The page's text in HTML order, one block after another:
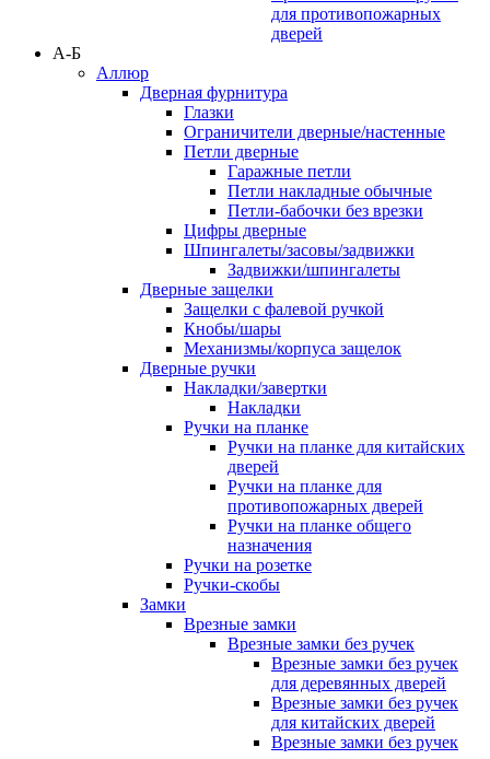
для противопожарных
дверей
А-Б
Аллюр
Дверная фурнитура
Глазки
Ограничители дверные/настенные
Петли дверные
Гаражные петли
Петли накладные обычные
Петли-бабочки без врезки
Цифры дверные
Шпингалеты/засовы/задвижки
Задвижки/шпингалеты
Дверные защелки
Защелки с фалевой ручкой
Кнобы/шары
Механизмы/корпуса защелок
Дверные ручки
Накладки/завертки
Накладки
Ручки на планке
Ручки на планке для китайских
дверей
Ручки на планке для
противопожарных дверей
Ручки на планке общего
назначения
Ручки на розетке
Ручки-скобы
Замки
Врезные замки
Врезные замки без ручек
Врезные замки без ручек
для деревянных дверей
Врезные замки без ручек
для китайских дверей
Врезные замки без ручек